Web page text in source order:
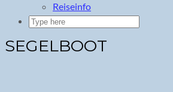
Reiseinfo
SEGELBOOT